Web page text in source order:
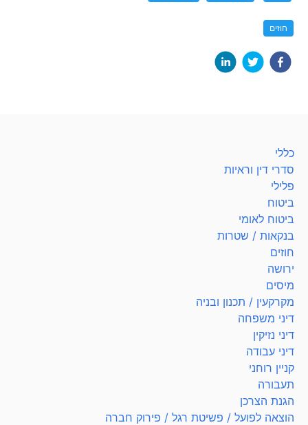
חוזים
כללי
סדרי דין וראיות
פלילי
ביטוח
ביטוח לאומי
בנקאות / שטרות
חוזים
ירושה
מיסים
מקרקעין / תכנון ובניה
דיני משפחה
דיני נזיקין
דיני עבודה
קניין רוחני
תעבורה
הגנת הצרכן
הוצאה לפועל / פשיטת רגל / פירוק חברה